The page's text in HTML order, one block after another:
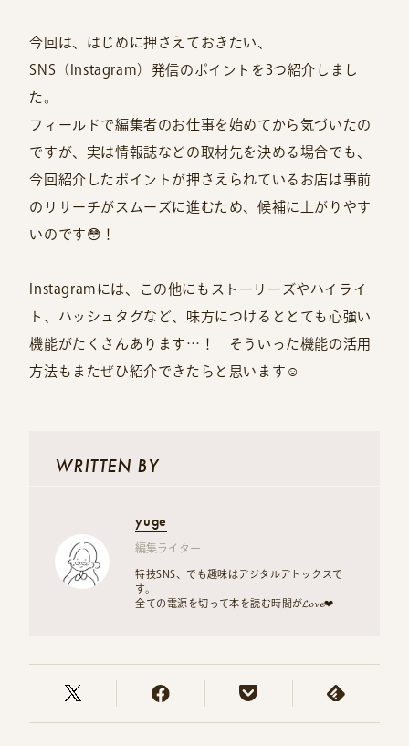
今回は、はじめに押さえておきたい、
SNS（Instagram）発信のポイントを3つ紹介しまし
た。
フィールドで編集者のお仕事を始めてから気づいたの
ですが、実は情報誌などの取材先を決める場合でも、
今回紹介したポイントが押さえられているお店は事前
のリサーチがスムーズに進むため、候補に上がりやす
いのです😳！
Instagramには、この他にもストーリーズやハイライ
ト、ハッシュタグなど、味方につけるととても心強い
機能がたくさんあります…！ そういった機能の活用
方法もまたぜひ紹介できたらと思います☺️
WRITTEN BY
yuge
編集ライター
特技SNS、でも趣味はデジタルデトックスで
す。
全ての電源を切って本を読む時間が𝓛𝓸𝓿𝓮❤︎